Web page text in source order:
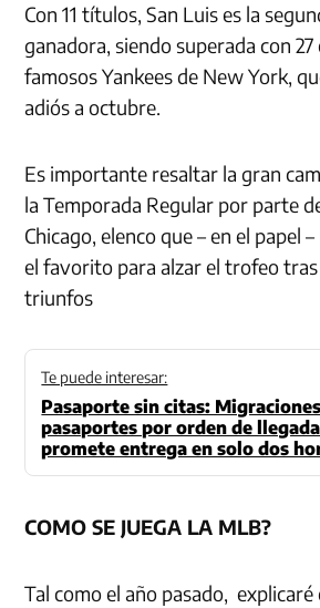
Con 11 títulos, San Luis es la
ganadora, siendo superada con
famosos Yankees de New York,
adiós a octubre.
Es importante resaltar la gran
la Temporada Regular por parte
Chicago, elenco que – en el papel
el favorito para alzar el trofeo tras
triunfos
Te puede interesar:
Pasaporte sin citas:
pasaportes por orden de
promete entrega en solo dos
COMO SE JUEGA LA MLB?
Tal como el año pasado, explicaré